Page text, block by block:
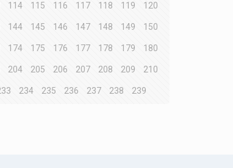
114 115 116 117 118 119 120
144 145 146 147 148 149 150
174 175 176 177 178 179 180
204 205 206 207 208 209 210
234 235 236 237 238 239